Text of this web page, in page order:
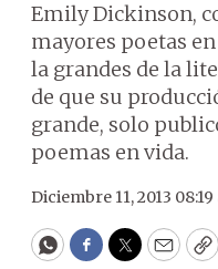
Emily Dickinson,
mayores poetas
la grandes de la
de que su
grande, solo
poemas en vida.
Diciembre 11, 2013 08:19
WhatsApp
Facebook
Twitter
Email